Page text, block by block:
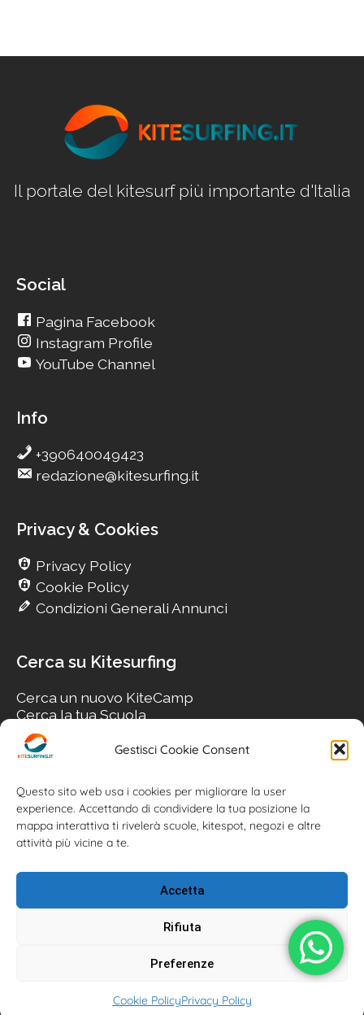
Gestisci Cookie Consent
Questo sito web usa i cookies per migliorare la user
experience. Accettando di condividere la tua posizione la
mappa interattiva ti rivelerà scuole, kitespot, negozi e altre
attività più vicine a te.
Accetta
Rifiuta
Preferenze
Cookie PolicyPrivacy Policy
Il portale del kitesurf più importante d'Italia
Social
Pagina Facebook
Instagram Profile
YouTube Channel
Info
+390640049423
redazione@kitesurfing.it
Privacy & Cookies
Privacy Policy
Cookie Policy
Condizioni Generali Annunci
Cerca su Kitesurfing
Cerca un nuovo KiteCamp
Cerca la tua Scuola
Cerca il tuo KiteSpot
Cerca Accommodation
Cerca il tuo Usato
Kitesurfing powered by Associazione Kitesurf Italiana